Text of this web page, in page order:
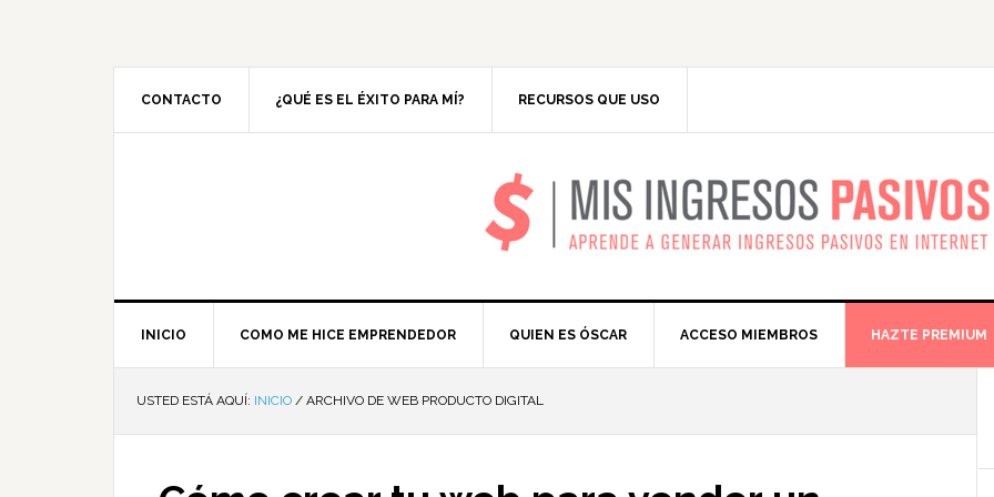
CONTACTO ¿QUÉ ES EL ÉXITO PARA MÍ? RECURSOS QUE USO
MIS INGRESOS
INICIO COMO ME HICE EMPRENDEDOR QUIEN ES ÓSCAR ACCESO MIEMBROS HAZTE PREMIUM
USTED ESTÁ AQUÍ: INICIO / ARCHIVO DE WEB PRODUCTO DIGITAL